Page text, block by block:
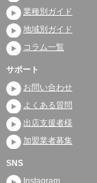
業種別ガイド
地域別ガイド
コラム一覧
サポート
お問い合わせ
よくある質問
出店支援者様
加盟業者募集
SNS